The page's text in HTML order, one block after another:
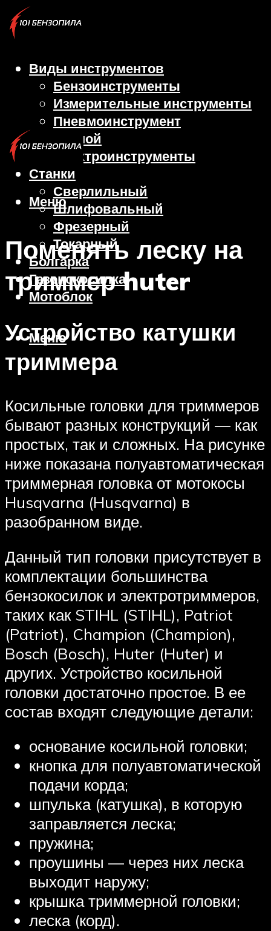
Виды инструментов
Бензоинструменты
Измерительные инструменты
Пневмоинструмент
Ручной
Электроинструменты
Станки
Сверлильный
Шлифовальный
Фрезерный
Токарный
Болгарка
Газонокосилка
Мотоблок
Меню
Меню
Поменять леску на
триммер huter
Устройство катушки
триммера
Косильные головки для триммеров
бывают разных конструкций — как
простых, так и сложных. На рисунке
ниже показана полуавтоматическая
триммерная головка от мотокосы
Husqvarna (Husqvarna) в
разобранном виде.
Данный тип головки присутствует в
комплектации большинства
бензокосилок и электротриммеров,
таких как STIHL (STIHL), Patriot
(Patriot), Champion (Champion),
Bosch (Bosch), Huter (Huter) и
других. Устройство косильной
головки достаточно простое. В ее
состав входят следующие детали:
основание косильной головки;
кнопка для полуавтоматической
подачи корда;
шпулька (катушка), в которую
заправляется леска;
пружина;
проушины — через них леска
выходит наружу;
крышка триммерной головки;
леска (корд).